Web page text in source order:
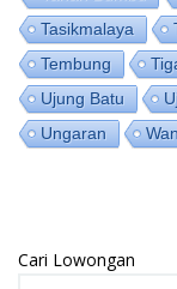
Tasikmalaya
Tembung
Ujung Batu
Ungaran
Cari Lowongan